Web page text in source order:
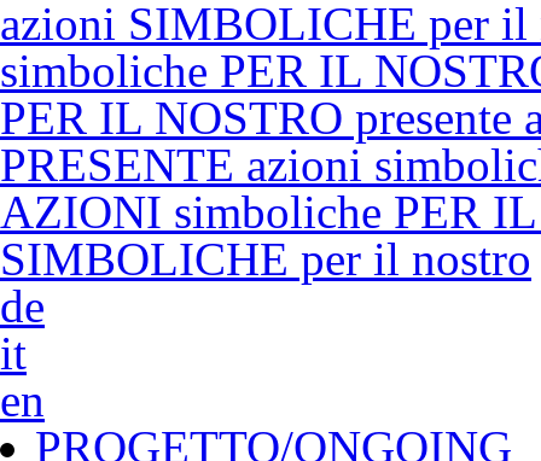
azioni SIMBOLICHE per il
simboliche PER IL
PER IL NOSTRO
PRESENTE azioni
AZIONI simboliche PER
SIMBOLICHE per il nostro
de
it
en
PROGETTO/ONGOING